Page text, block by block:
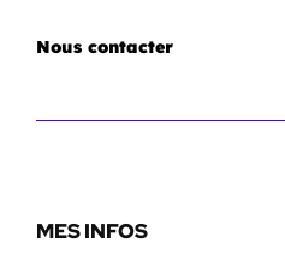
Nous contacter
MES INFOS